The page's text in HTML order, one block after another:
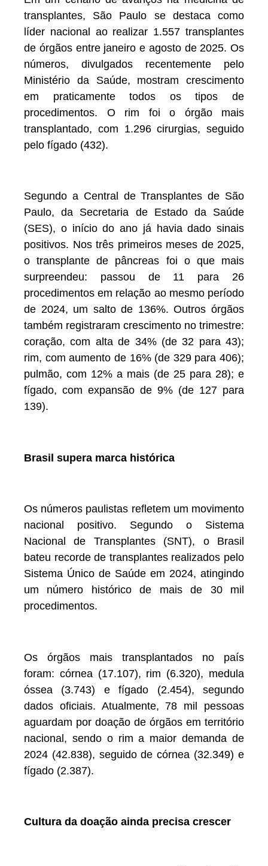
transplantes, São Paulo se destaca como
líder nacional ao realizar 1.557 transplantes
de órgãos entre janeiro e agosto de 2025. Os
números, divulgados recentemente pelo
Ministério da Saúde, mostram crescimento
em praticamente todos os tipos de
procedimentos. O rim foi o órgão mais
transplantado, com 1.296 cirurgias, seguido
pelo fígado (432).
Segundo a Central de Transplantes de São
Paulo, da Secretaria de Estado da Saúde
(SES), o início do ano já havia dado sinais
positivos. Nos três primeiros meses de 2025,
o transplante de pâncreas foi o que mais
surpreendeu: passou de 11 para 26
procedimentos em relação ao mesmo período
de 2024, um salto de 136%. Outros órgãos
também registraram crescimento no trimestre:
coração, com alta de 34% (de 32 para 43);
rim, com aumento de 16% (de 329 para 406);
pulmão, com 12% a mais (de 25 para 28); e
fígado, com expansão de 9% (de 127 para
139).
Brasil supera marca histórica
Os números paulistas refletem um movimento
nacional positivo. Segundo o Sistema
Nacional de Transplantes (SNT), o Brasil
bateu recorde de transplantes realizados pelo
Sistema Único de Saúde em 2024, atingindo
um número histórico de mais de 30 mil
procedimentos.
Os órgãos mais transplantados no país
foram: córnea (17.107), rim (6.320), medula
óssea (3.743) e fígado (2.454), segundo
dados oficiais. Atualmente, 78 mil pessoas
aguardam por doação de órgãos em território
nacional, sendo o rim a maior demanda de
2024 (42.838), seguido de córnea (32.349) e
fígado (2.387).
Cultura da doação ainda precisa crescer